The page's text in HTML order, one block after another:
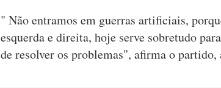
" Não entramos em guerras artificiais,
esquerda e direita, hoje serve sobretudo
de resolver os problemas", afirma o partido,